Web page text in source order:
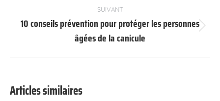
:
SUIVANT
Article
suivant
10 conseils prévention pour protéger les personnes
âgées de la canicule
Articles similaires